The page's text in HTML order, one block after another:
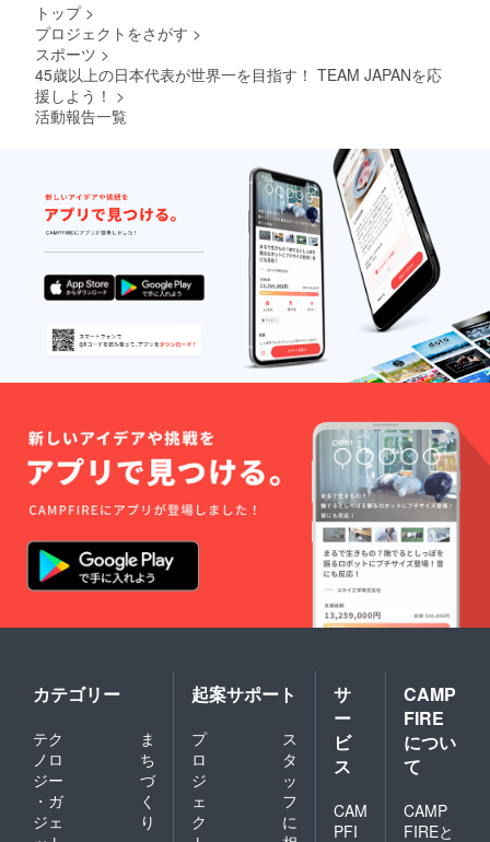
トップ >
プロジェクトをさがす >
スポーツ >
45歳以上の日本代表が世界一を目指す！ TEAM JAPANを応
援しよう！ >
活動報告一覧
カテゴリー
テク
ノロ
ジー
・ガ
ジェ
ま
ち
づ
く
り
起案サポート
プ
ロ
ジ
ェ
ク
ス
タ
ッ
フ
に
サ
ー
ビ
ス
CAM
PFI
CAMP
FIRE
につい
て
CAMP
FIREと